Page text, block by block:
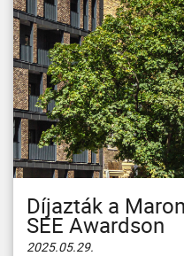
Díjazták a
SEE Awardson
2025.05.29.